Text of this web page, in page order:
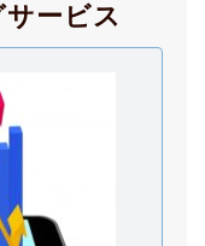
ービス